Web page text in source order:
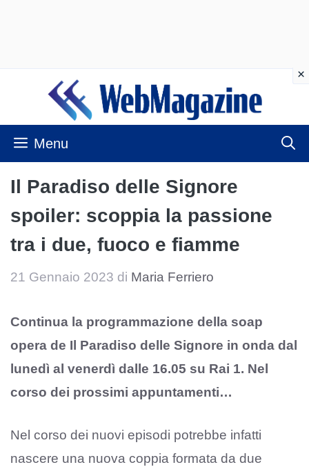
contenuto
Menu
Il Paradiso delle Signore
spoiler: scoppia la passione
tra i due, fuoco e fiamme
21 Gennaio 2023 di Maria Ferriero
Continua la programmazione della soap
opera de Il Paradiso delle Signore in onda dal
lunedì al venerdì dalle 16.05 su Rai 1. Nel
corso dei prossimi appuntamenti…
Nel corso dei nuovi episodi potrebbe infatti
nascere una nuova coppia formata da due